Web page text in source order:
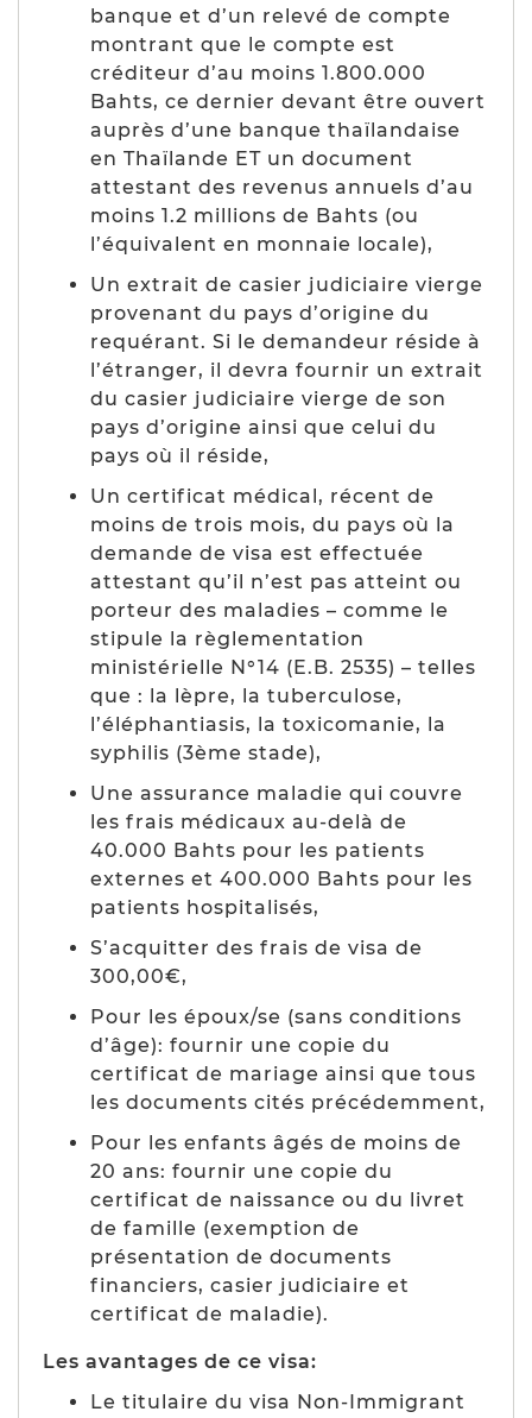
banque et d’un relevé de compte
montrant que le compte est
créditeur d’au moins 1.800.000
Bahts, ce dernier devant être ouvert
auprès d’une banque thaïlandaise
en Thaïlande ET un document
attestant des revenus annuels d’au
moins 1.2 millions de Bahts (ou
l’équivalent en monnaie locale),
Un extrait de casier judiciaire vierge
provenant du pays d’origine du
requérant. Si le demandeur réside à
l’étranger, il devra fournir un extrait
du casier judiciaire vierge de son
pays d’origine ainsi que celui du
pays où il réside,
Un certificat médical, récent de
moins de trois mois, du pays où la
demande de visa est effectuée
attestant qu’il n’est pas atteint ou
porteur des maladies – comme le
stipule la règlementation
ministérielle N°14 (E.B. 2535) – telles
que : la lèpre, la tuberculose,
l’éléphantiasis, la toxicomanie, la
syphilis (3ème stade),
Une assurance maladie qui couvre
les frais médicaux au-delà de
40.000 Bahts pour les patients
externes et 400.000 Bahts pour les
patients hospitalisés,
S’acquitter des frais de visa de
300,00€,
Pour les époux/se (sans conditions
d’âge): fournir une copie du
certificat de mariage ainsi que tous
les documents cités précédemment,
Pour les enfants âgés de moins de
20 ans: fournir une copie du
certificat de naissance ou du livret
de famille (exemption de
présentation de documents
financiers, casier judiciaire et
certificat de maladie).
Les avantages de ce visa:
Le titulaire du visa Non-Immigrant